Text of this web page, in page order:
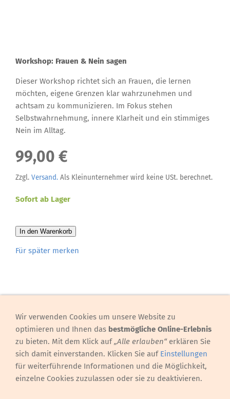
Workshop: Frauen & Nein sagen
Dieser Workshop richtet sich an Frauen, die lernen
möchten, eigene Grenzen klar wahrzunehmen und
achtsam zu kommunizieren. Im Fokus stehen
Selbstwahrnehmung, innere Klarheit und ein stimmiges
Nein im Alltag.
99,00 €
Zzgl. Versand. Als Kleinunternehmer wird keine USt. berechnet.
Sofort ab Lager
In den Warenkorb
Für später merken
Preise/Sozialtarif
Gesetzlicher Hinweis nach dem Heilmittelwerbegesetz
DSGVO - Datenschutz
Cookie-Bot - Der gesetzliche Hinweis auf Cookies
Wir verwenden Cookies um unsere Website zu
optimieren und Ihnen das bestmögliche Online-Erlebnis
zu bieten. Mit dem Klick auf„Alle erlauben“erklären Sie
sich damit einverstanden. Klicken Sie auf Einstellungen
für weiterführende Informationen und die Möglichkeit,
einzelne Cookies zuzulassen oder sie zu deaktivieren.